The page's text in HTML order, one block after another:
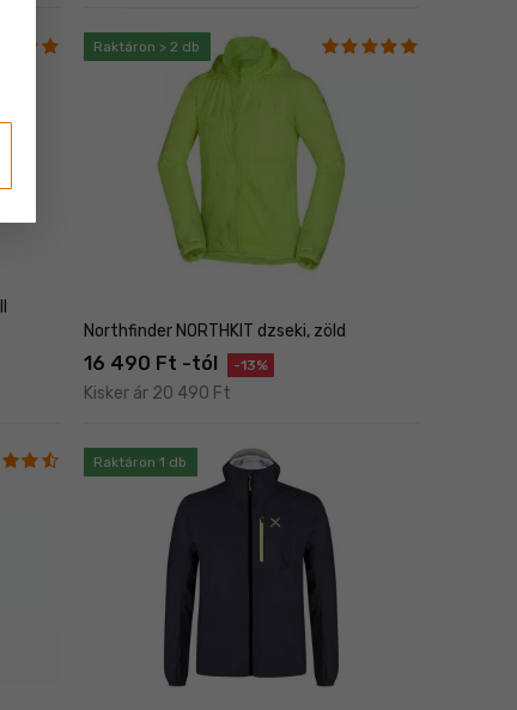
Raktáron > 2 db
Northfinder NORTHKIT dzseki, zöld
16 490 Ft -tól -13%
Kisker ár 20 490 Ft
Raktáron 1 db